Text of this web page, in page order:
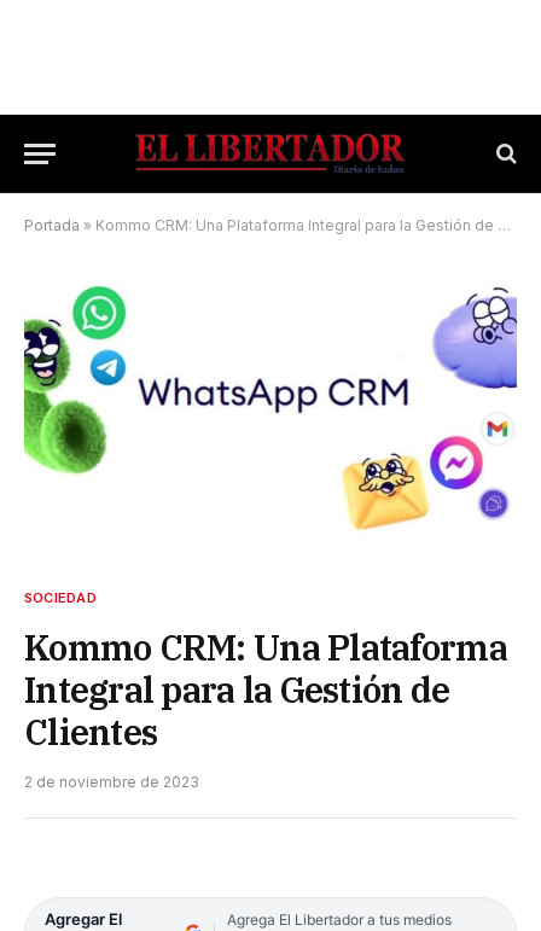
Portada » Kommo CRM: Una Plataforma Integral para la Gestión de Clientes
SOCIEDAD
Kommo CRM: Una Plataforma
Integral para la Gestión de
Clientes
2 de noviembre de 2023
Agregar El
Agrega El Libertador a tus medios